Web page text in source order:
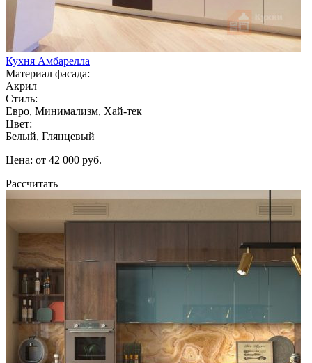
Кухня Амбарелла
Материал фасада:
Акрил
Стиль:
Евро, Минимализм, Хай-тек
Цвет:
Белый, Глянцевый
Цена: от 42 000 руб.
Рассчитать